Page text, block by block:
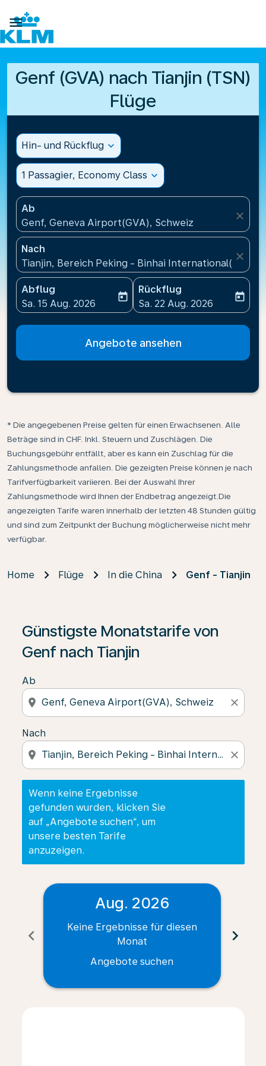

Genf (GVA) nach Tianjin (TSN)
Flüge
Hin- und Rückflug expand_more
1 Passagier, Economy Class expand_more
Ab
Genf, Geneva Airport(GVA), Schweiz
close
Nach
Tianjin, Bereich Peking - Binhai International(TSN),
close
Abflug
fc-booking-departure-date-aria-label
Sa. 15 Aug. 2026
today
Rückflug
fc-booking-return-date-
Sa. 22 Aug. 2026
today
Angebote ansehen
* Die angegebenen Preise gelten für einen Erwachsenen. Alle
Beträge sind in CHF. Inkl. Steuern und Zuschlägen. Die
Buchungsgebühr entfällt, aber es kann ein Zuschlag für die
Zahlungsmethode anfallen. Die gezeigten Preise können je nach
Tarifverfügbarkeit variieren. Bei der Auswahl Ihrer
Zahlungsmethode wird Ihnen der Endbetrag angezeigt.Die
angezeigten Tarife waren innerhalb der letzten 48 Stunden gültig
und sind zum Zeitpunkt der Buchung möglicherweise nicht mehr
verfügbar.
Home Flüge In die China Genf - Tianjin
Günstigste Monatstarife von
Genf nach Tianjin
Ab
location_on close
Nach
location_on close
Wenn keine Ergebnisse
gefunden wurden, klicken Sie
auf „Angebote suchen“, um
unsere besten Tarife
anzuzeigen.
Wenn keine Ergebnisse gefunden wurden, klicken
chevron_left
Aug. 2026
Keine Ergebnisse für diesen
Monat
Angebote suchen
chevron_right